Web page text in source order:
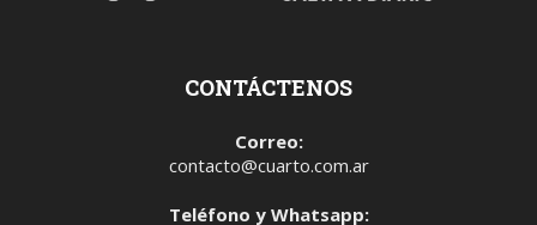
CONTÁCTENOS
Correo:
contacto@cuarto.com.ar
Teléfono y Whatsapp: